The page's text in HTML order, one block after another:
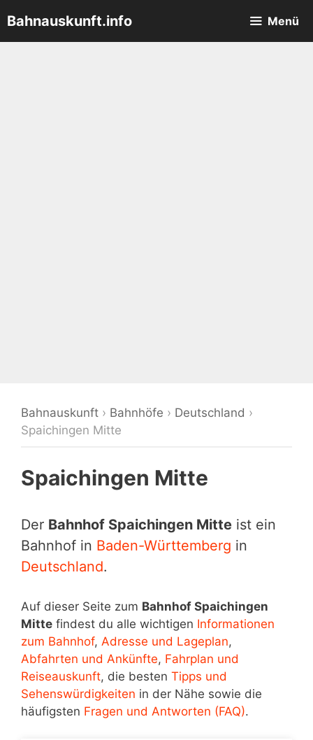
Inhalt
springen
Bahnauskunft.info Menü
Bahnauskunft › Bahnhöfe › Deutschland ›
Spaichingen Mitte
Spaichingen Mitte
Der Bahnhof Spaichingen Mitte ist ein
Bahnhof in Baden-Württemberg in
Deutschland.
Auf dieser Seite zum Bahnhof Spaichingen
Mitte findest du alle wichtigen Informationen
zum Bahnhof, Adresse und Lageplan,
Abfahrten und Ankünfte, Fahrplan und
Reiseauskunft, die besten Tipps und
Sehenswürdigkeiten in der Nähe sowie die
häufigsten Fragen und Antworten (FAQ).